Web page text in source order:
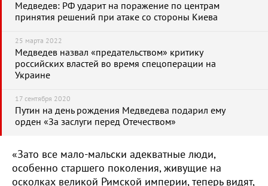
Медведев: РФ ударит на поражение по центрам
принятия решений при атаке со стороны Киева
25 марта 2022
Медведев назвал «предательством» критику
российских властей во время спецоперации на
Украине
17 сентября 2020
Путин на день рождения Медведева подарил ему
орден «За заслуги перед Отечеством»
«Зато все мало-мальски адекватные люди,
особенно старшего поколения, живущие на
осколках великой Римской империи, теперь видят,